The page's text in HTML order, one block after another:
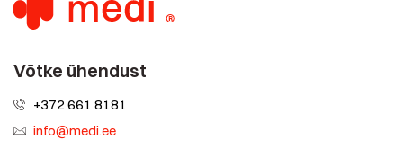
Võtke ühendust
+372 661 8181
info@medi.ee